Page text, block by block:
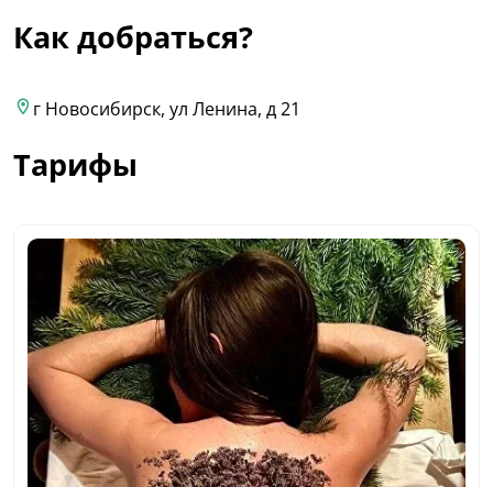
Как добраться?
г Новосибирск, ул Ленина, д 21
Тарифы